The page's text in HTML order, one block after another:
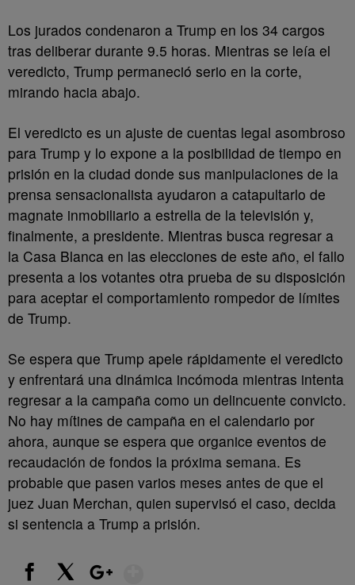
Los jurados condenaron a Trump en los 34 cargos
tras deliberar durante 9.5 horas. Mientras se leía el
veredicto, Trump permaneció serio en la corte,
mirando hacia abajo.
El veredicto es un ajuste de cuentas legal asombroso
para Trump y lo expone a la posibilidad de tiempo en
prisión en la ciudad donde sus manipulaciones de la
prensa sensacionalista ayudaron a catapultarlo de
magnate inmobiliario a estrella de la televisión y,
finalmente, a presidente. Mientras busca regresar a
la Casa Blanca en las elecciones de este año, el fallo
presenta a los votantes otra prueba de su disposición
para aceptar el comportamiento rompedor de límites
de Trump.
Se espera que Trump apele rápidamente el veredicto
y enfrentará una dinámica incómoda mientras intenta
regresar a la campaña como un delincuente convicto.
No hay mítines de campaña en el calendario por
ahora, aunque se espera que organice eventos de
recaudación de fondos la próxima semana. Es
probable que pasen varios meses antes de que el
juez Juan Merchan, quien supervisó el caso, decida
si sentencia a Trump a prisión.